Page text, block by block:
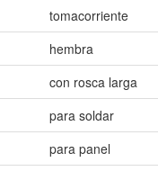
tomacorriente
hembra
con rosca larga
para soldar
para panel